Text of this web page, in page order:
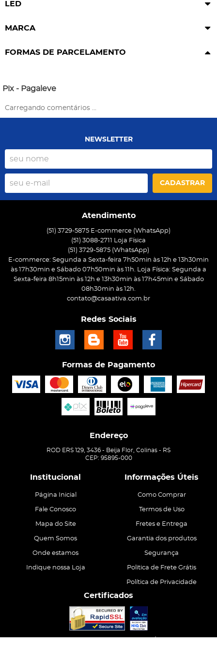
LED
MARCA
FORMAS DE PARCELAMENTO
Pix - Pagaleve
Carregando comentários ...
NEWSLETTER
CADASTRAR
Atendimento
(51) 3729-5875 E-commerce (WhatsApp)
(51) 3088-2711 Loja Física
(51) 3729-5875 (WhatsApp)
E-commerce: Segunda a Sexta-feira 7h50min às 12h e 13h30min
às 17h30min e Sábado 07h50min às 11h. Loja Física: Segunda a
Sexta-feira 8h15min às 12h e 13h30min às 17h45min e Sábado
08h30min às 12h.
contato@casaativa.com.br
Redes Sociais
Formas de Pagamento
Endereço
ROD ERS 129, 3436 - Beija Flor, Colinas - RS
CEP: 95895-000
Institucional
Página Inicial
Fale Conosco
Mapa do Site
Quem Somos
Onde estamos
Indique nossa Loja
Informações Úteis
Como Comprar
Termos de Uso
Fretes e Entrega
Garantia dos produtos
Segurança
Politica de Frete Grátis
Política de Privacidade
Certificados